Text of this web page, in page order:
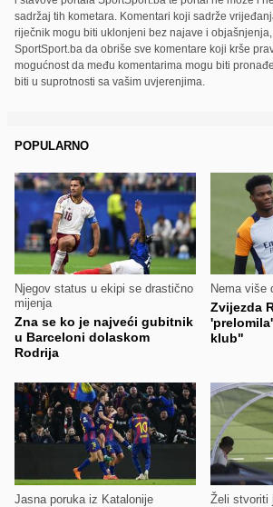
sadržaj tih kometara. Komentari koji sadrže
riječnik mogu biti uklonjeni bez najave i
SportSport.ba da obriše sve komentare koji krše
mogućnost da među komentarima mogu biti
biti u suprotnosti sa vašim uvjerenjima.
POPULARNO
Njegov status u ekipi se drastično
mijenja
Zna se ko je najveći gubitnik
u Barceloni dolaskom
Rodrija
Nema više
Zvijezda
klub"
Jasna poruka iz Katalonije Želi stvoriti